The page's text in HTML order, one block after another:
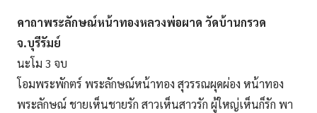
คาถาพระลักษณ์หน้าทองหลวงพ่อผาด วัดบ้านกรวด
จ.บุรีรัมย์
นะโม 3 จบ
โอมพระพักตร์ พระลักษณ์หน้าทอง สุวรรณผุดผ่อง หน้าทอง
พระลักษณ์ ชายเห็นชายรัก สาวเห็นสาวรัก ผู้ใหญ่เห็นก็รัก พา